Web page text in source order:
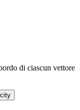
di ciascun vettore